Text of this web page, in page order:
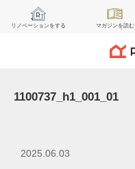
リノベーションをする マガジンを読む
1100737_h1_001_01
2025.06.03